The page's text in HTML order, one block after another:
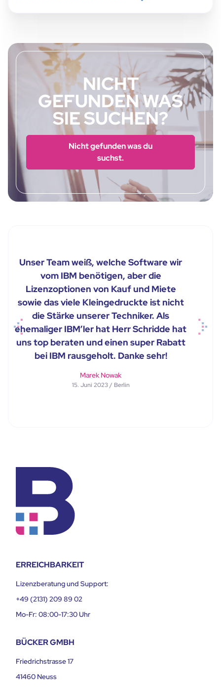
NICHT
GEFUNDEN WAS
SIE SUCHEN?
Nicht gefunden was du
suchst.
Unser Team weiß, welche Software wir
vom IBM benötigen, aber die
Lizenzoptionen von Kauf und Miete
sowie das viele Kleingedruckte ist nicht
die Stärke unserer Techniker. Als
ehemaliger IBM’ler hat Herr Schridde hat
uns top beraten und einen super Rabatt
bei IBM rausgeholt. Danke sehr!
Marek Nowak
15. Juni 2023 / Berlin
Previous Next
ERREICHBARKEIT
Lizenzberatung und Support:
+49 (2131) 209 89 02
Mo-Fr: 08:00-17:30 Uhr
BÜCKER GMBH
Friedrichstrasse 17
41460 Neuss